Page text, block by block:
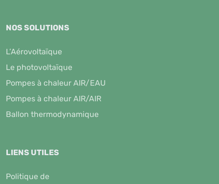
NOS SOLUTIONS
L’Aérovoltaïque
Le photovoltaïque
Pompes à chaleur AIR/EAU
Pompes à chaleur AIR/AIR
Ballon thermodynamique
LIENS UTILES
Politique de